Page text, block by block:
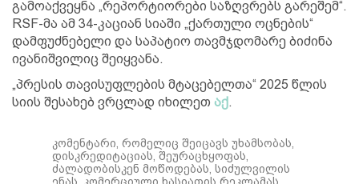
გამოაქვეყნა „რეპორტიორები საზღვრებს გარეშემ“.
RSF-მა ამ 34-კაციან სიაში „ქართული ოცნების“
დამფუძნებელი და საპატიო თავმჯდომარე ბიძინა
ივანიშვილიც შეიყვანა.
„პრესის თავისუფლების მტაცებელთა“ 2025 წლის
სიის შესახებ ვრცლად იხილეთ აქ .
კომენტარი, რომელიც შეიცავს უხამსობას,
დისკრედიტაციას, შეურაცხყოფას,
ძალადობისკენ მოწოდებას, სიძულვილის